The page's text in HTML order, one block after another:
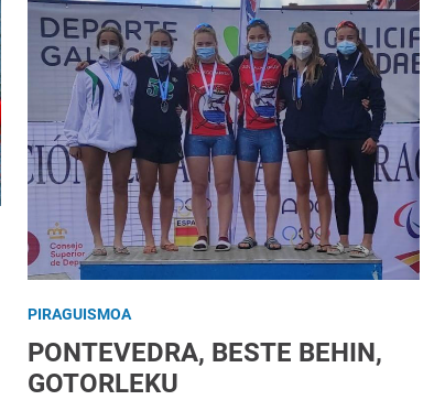
PIRAGUISMOA
PONTEVEDRA, BESTE BEHIN,
GOTORLEKU